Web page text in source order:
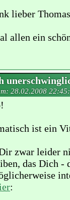
lieber
allen ein
28.02.2008
ist ein
zwar leider
das Dich
: